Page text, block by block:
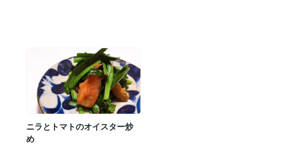
ニラとトマトのオイスター炒
め